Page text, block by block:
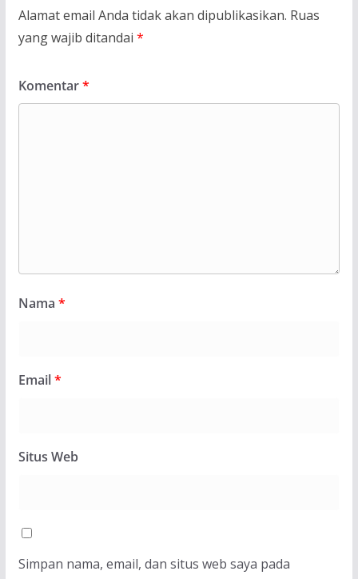
Alamat email Anda tidak akan dipublikasikan. Ruas
yang wajib ditandai *
Komentar*
Nama *
Email*
Situs Web
Simpan nama, email, dan situs web saya pada